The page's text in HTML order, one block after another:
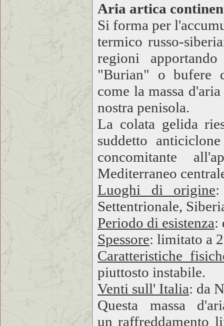
Aria artica
Si forma per
termico russo-
regioni
"Burian" o bufere
come la massa
nostra penisola.
La colata gelida
suddetto
concomitante
Mediterraneo
Luoghi di origine:
Settentrionale,
Periodo di esistenza:
Spessore: limitato a
Caratteristiche
piuttosto instabile.
Venti sull' Italia: da
Questa massa
un raffreddamento